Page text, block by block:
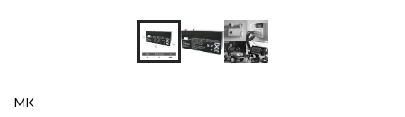
MK